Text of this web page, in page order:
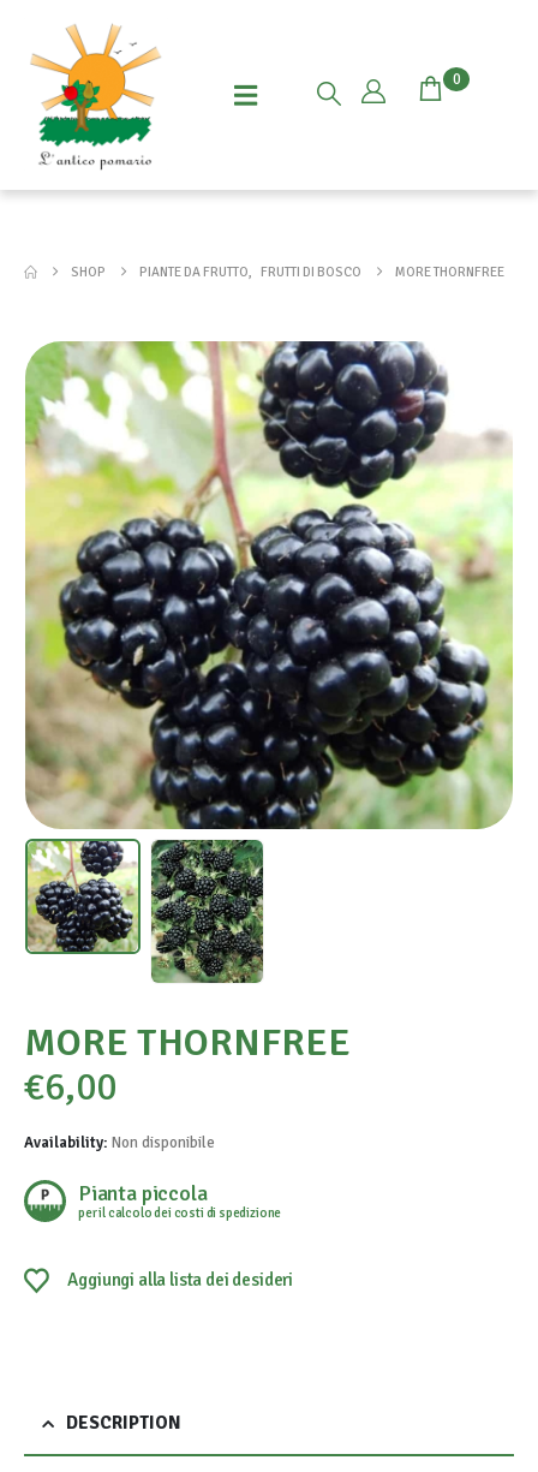
0
SHOP PIANTE DA FRUTTO, FRUTTI DI BOSCO MORE THORNFREE
MORE THORNFREE
€6,00
Availability: Non disponibile
Pianta piccola
per il calcolo dei costi di spedizione
Aggiungi alla lista dei desideri
DESCRIPTION